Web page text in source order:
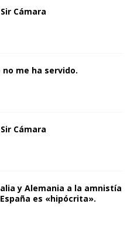
Cámara
me ha servido.
Cámara
y Alemania a la amnistía
es «hipócrita».